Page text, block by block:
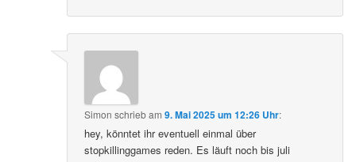
Simon schriebam9. Mai 2025 um 12:26 Uhr:
hey, könntet ihr eventuell einmal über
stopkillinggames reden. Es läuft noch bis juli